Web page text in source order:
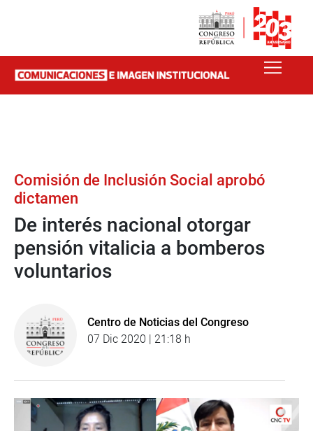
Comisión de Inclusión Social aprobó
dictamen
De interés nacional otorgar
pensión vitalicia a bomberos
voluntarios
Centro de Noticias del Congreso
07 Dic 2020 | 21:18 h